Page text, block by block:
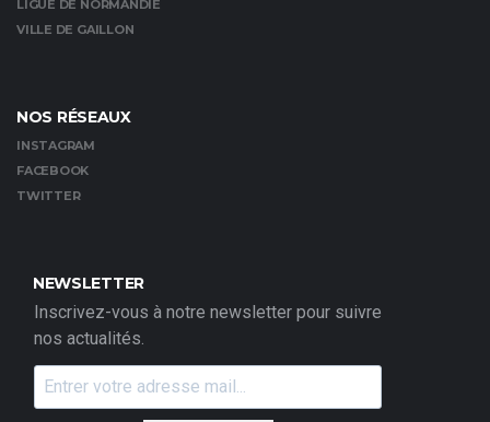
LIGUE DE NORMANDIE
VILLE DE GAILLON
NOS RÉSEAUX
INSTAGRAM
FACEBOOK
TWITTER
NEWSLETTER
Inscrivez-vous à notre newsletter pour suivre
nos actualités.